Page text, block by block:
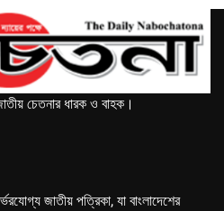
চেতনার ধারক ও বাহক।
জাতীয় পত্রিকা, যা বাংলাদেশের